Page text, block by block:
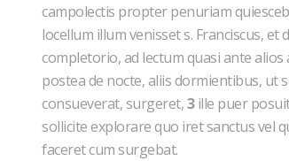
campolectis propter penuriam
locellum illum venisset s. Franciscus, et
completorio, ad lectum quasi ante alios
postea de nocte, aliis dormientibus, ut
consueverat, surgeret,3ille puer
sollicite explorare quo iret sanctus vel
faceret cum surgebat.